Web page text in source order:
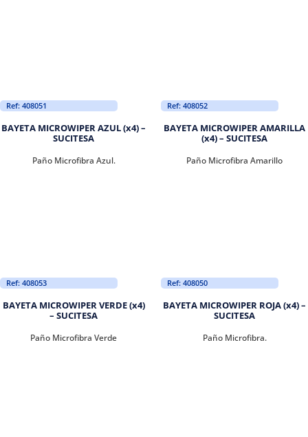
Ref: 408051
BAYETA MICROWIPER AZUL (x4) –
SUCITESA
Paño Microfibra Azul.
Ref: 408052
BAYETA MICROWIPER AMARILLA
(x4) – SUCITESA
Paño Microfibra Amarillo
Ref: 408053
BAYETA MICROWIPER VERDE (x4)
– SUCITESA
Paño Microfibra Verde
Ref: 408050
BAYETA MICROWIPER ROJA (x4) –
SUCITESA
Paño Microfibra.